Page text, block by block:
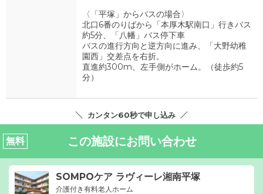
〈「平塚」からバスの場合〉
北口6番のりばから「本厚木駅南口」行きバス
約5分、「八幡」バス停下車
バスの進行方向と逆方向に進み、「大野幼稚
園西」交差点を右折。
直進約300m、左手側がホーム。（徒歩約5
分）
カンタン60秒で申し込み
無料 この施設にお問い合わせ
SOMPOケア ラヴィーレ湘南平塚
介護付き有料老人ホーム